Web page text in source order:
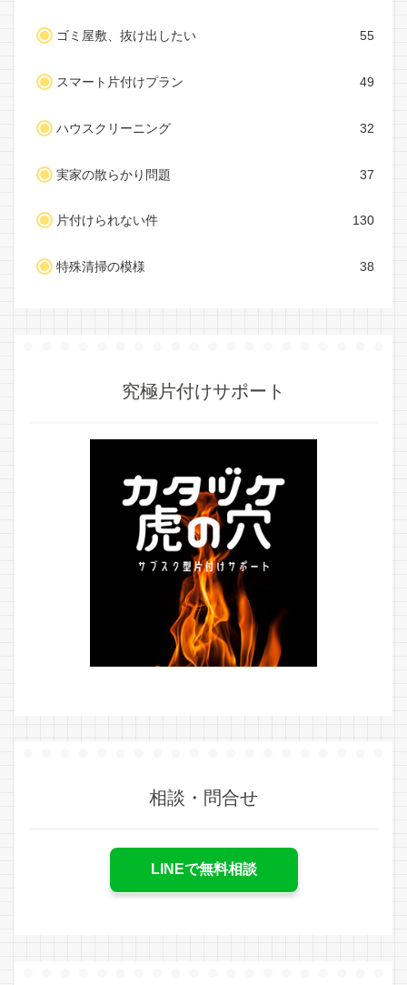
ゴミ屋敷、抜け出したい 55
スマート片付けプラン 49
ハウスクリーニング 32
実家の散らかり問題 37
片付けられない件 130
特殊清掃の模様 38
究極片付けサポート
相談・問合せ
LINEで無料相談